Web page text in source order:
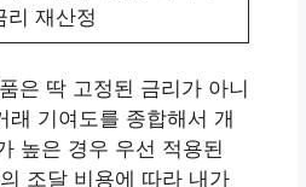
리 재산정
은 딱 고정된 금리가 아니
기여도를 종합해서 개
높은 경우 우선 적용된
조달 비용에 따라 내가